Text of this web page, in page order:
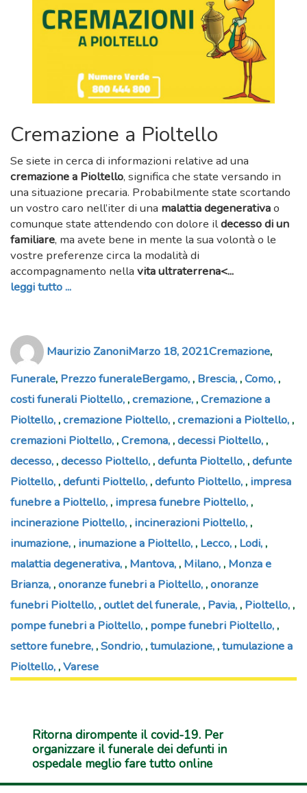
Cremazione a Pioltello
Se siete in cerca di informazioni relative ad una
cremazione a Pioltello, significa che state versando in
una situazione precaria. Probabilmente state scortando
un vostro caro nell’iter di una malattia degenerativao
comunque state attendendo con dolore ildecesso di un
familiare, ma avete bene in mente la sua volontà o le
vostre preferenze circa la modalità di
accompagnamento nella vita ultraterrena<...
leggi tutto ...
Maurizio Zanonion
Marzo 18, 2021Cremazione,
Funerale, Prezzo funeraleTags
Bergamo , Brescia ,Como ,
costi funerali Pioltello ,cremazione ,Cremazione a
Pioltello ,cremazione Pioltello ,cremazioni a Pioltello ,
cremazioni Pioltello ,Cremona ,decessi Pioltello ,
decesso ,decesso Pioltello ,defunta Pioltello ,defunte
Pioltello ,defunti Pioltello ,defunto Pioltello , impresa
funebre a Pioltello , impresa funebre Pioltello ,
incinerazione Pioltello , incinerazioni Pioltello ,
inumazione , inumazione a Pioltello , Lecco , Lodi ,
malattia degenerativa , Mantova , Milano , Monza e
Brianza ,onoranze funebri a Pioltello ,onoranze
funebri Pioltello ,outlet del funerale , Pavia , Pioltello ,
pompe funebri a Pioltello , pompe funebri Pioltello ,
settore funebre ,Sondrio ,tumulazione ,tumulazione a
Pioltello ,Varese
Ritorna dirompente il covid-19. Per
organizzare il funerale dei defunti in
ospedale meglio fare tutto online